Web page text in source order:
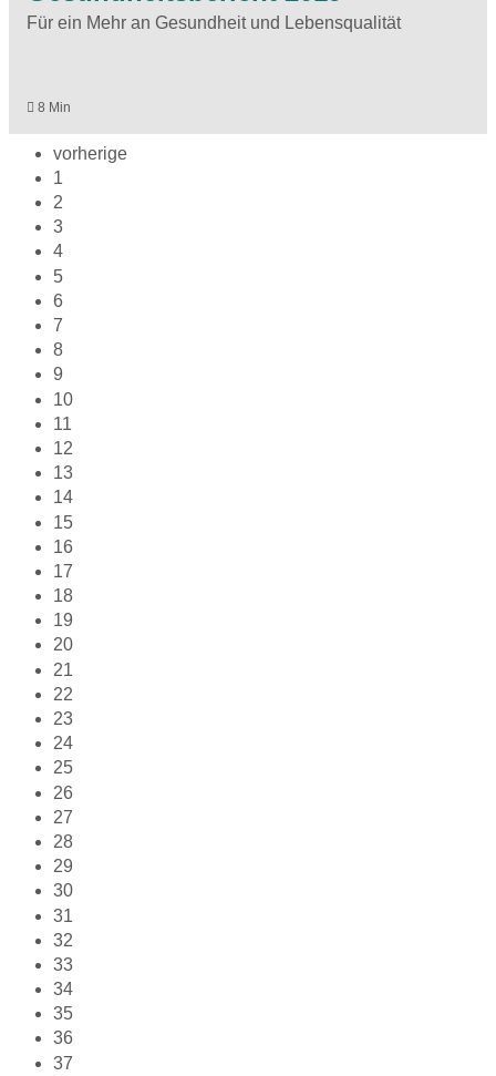
Für ein Mehr an Gesundheit und Lebensqualität
8 Min
vorherige
1
2
3
4
5
6
7
8
9
10
11
12
13
14
15
16
17
18
19
20
21
22
23
24
25
26
27
28
29
30
31
32
33
34
35
36
37